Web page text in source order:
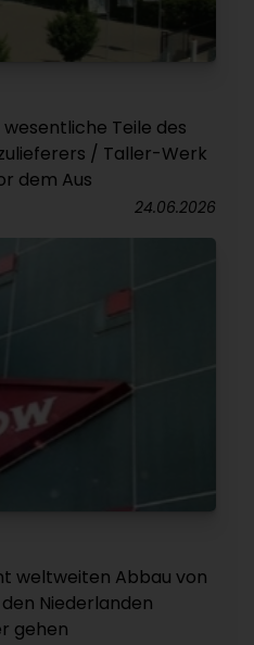
Teile des
/ Taller-Werk
dem Aus
24.06.2026
weltweiten Abbau von
Niederlanden
gehen